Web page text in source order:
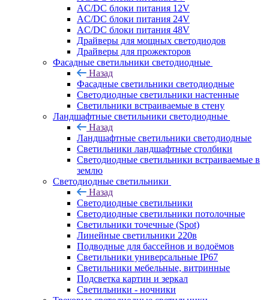
AC/DC блоки питания 12V
AC/DC блоки питания 24V
AC/DC блоки питания 48V
Драйверы для мощных светодиодов
Драйверы для прожекторов
Фасадные светильники светодиодные
Назад
Фасадные светильники светодиодные
Светодиодные светильники настенные
Светильники встраиваемые в стену
Ландшафтные светильники светодиодные
Назад
Ландшафтные светильники светодиодные
Светильники ландшафтные столбики
Светодиодные светильники встраиваемые в
землю
Светодиодные светильники
Назад
Светодиодные светильники
Светодиодные светильники потолочные
Светильники точечные (Spot)
Линейные светильники 220в
Подводные для бассейнов и водоёмов
Светильники универсальные IP67
Светильники мебельные, витринные
Подсветка картин и зеркал
Светильники - ночники